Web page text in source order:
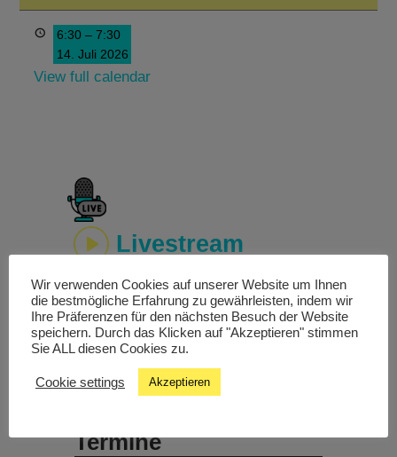
6:30 – 7:30
14. Juli 2026
View full calendar
Livestream
Studiochat
Songfinder
Termine
Wir verwenden Cookies auf unserer Website um Ihnen
die bestmögliche Erfahrung zu gewährleisten, indem wir
Ihre Präferenzen für den nächsten Besuch der Website
speichern. Durch das Klicken auf "Akzeptieren" stimmen
Sie ALL diesen Cookies zu.
Cookie settings Akzeptieren